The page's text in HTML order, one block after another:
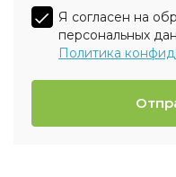
Я согласен на
персональных
Политика